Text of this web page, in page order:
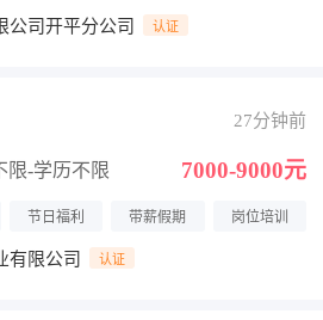
公司开平分公司 认证
27分钟前
限-学历不限 7000-9000元
节日福利 带薪假期 岗位培训
有限公司 认证